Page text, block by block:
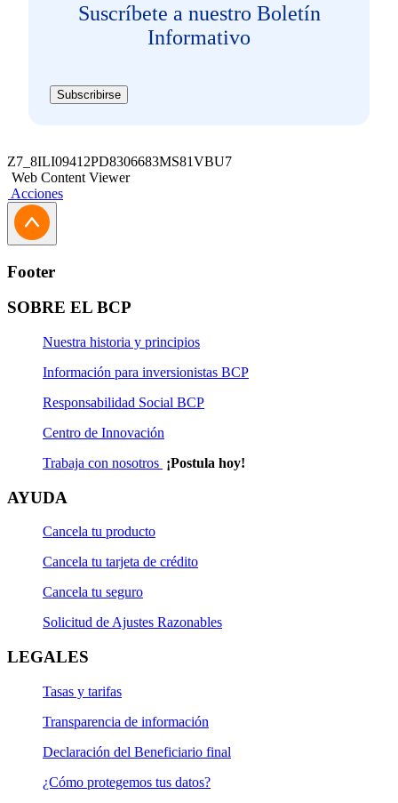
Suscríbete a nuestro Boletín
Informativo
Subscribirse
Z7_8ILI09412PD8306683MS81VBU7
Web Content Viewer
Acciones
Footer
SOBRE EL BCP
Nuestra historia y principios
Información para inversionistas BCP
Responsabilidad Social BCP
Centro de Innovación
Trabaja con nosotros ¡Postula hoy!
AYUDA
Cancela tu producto
Cancela tu tarjeta de crédito
Cancela tu seguro
Solicitud de Ajustes Razonables
LEGALES
Tasas y tarifas
Transparencia de información
Declaración del Beneficiario final
¿Cómo protegemos tus datos?